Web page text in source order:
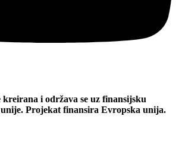
kreirana i održava se uz finansijsku
Projekat finansira Evropska unija.